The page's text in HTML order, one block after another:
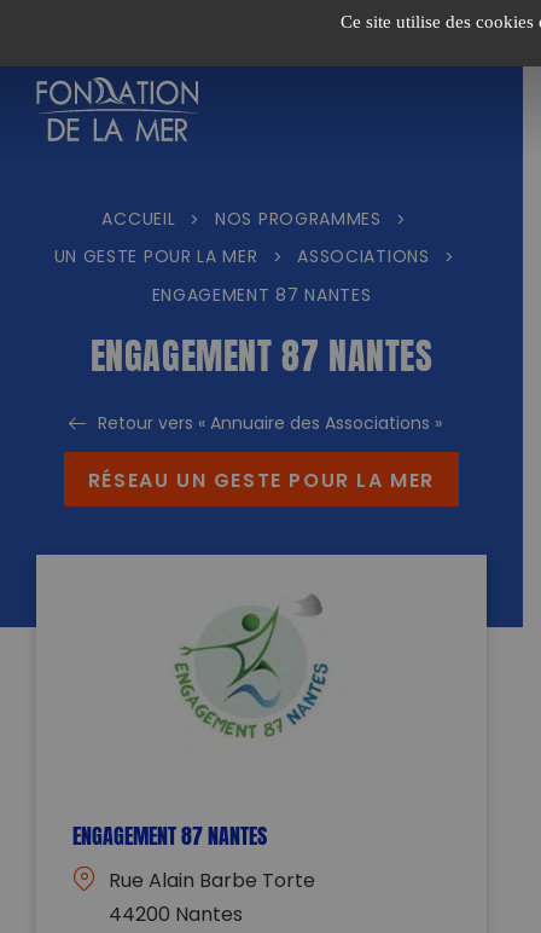
Ce site utilise des
contenu
ACCUEIL > NOS PROGRAMMES
>
UN GESTE POUR LA MER
> ASSOCIATIONS
>
ENGAGEMENT 87 NANTES
ENGAGEMENT 87 NANTES
Retour vers « Annuaire des Associations »
RÉSEAU UN GESTE POUR LA MER
ENGAGEMENT 87 NANTES
Rue Alain Barbe Torte
44200 Nantes